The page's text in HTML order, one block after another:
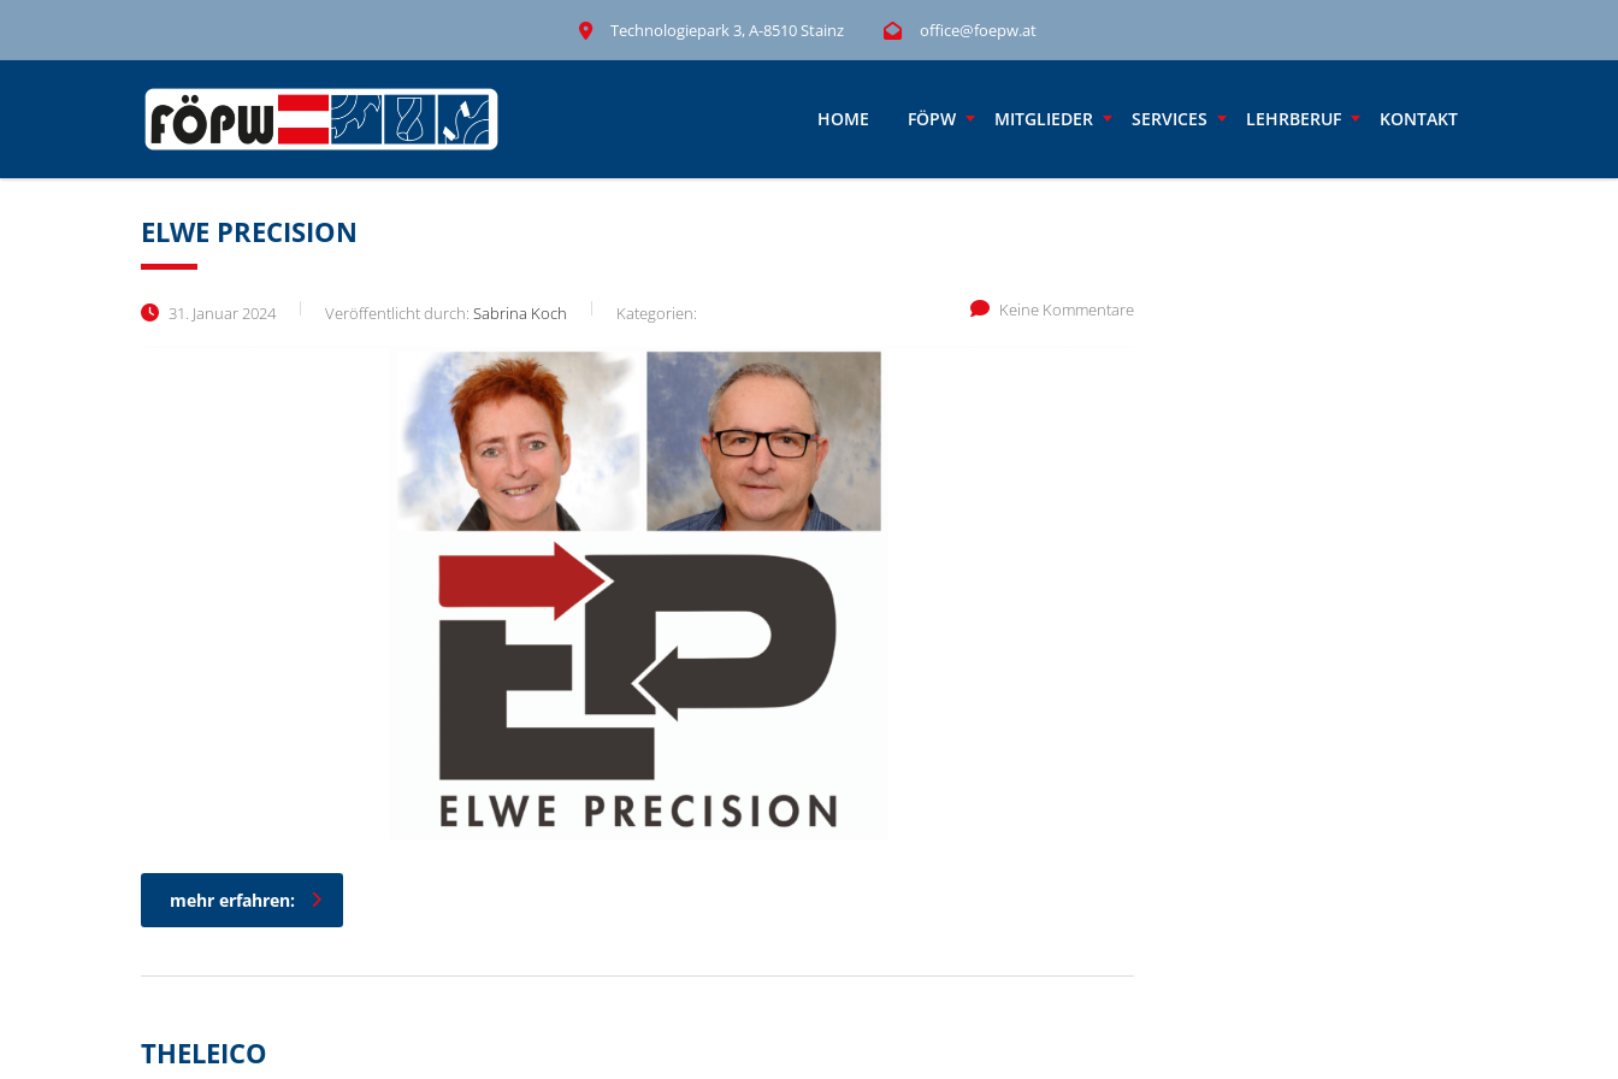
Technologiepark 3, A-8510 Stainz office@foepw.at
HOME FÖPW MITGLIEDER SERVICES LEHRBERUF KONTAKT
ELWE PRECISION
31. Januar 2024 Veröffentlicht durch: Sabrina Koch Kategorien: Keine Kommentare
mehr erfahren:
THELEICO